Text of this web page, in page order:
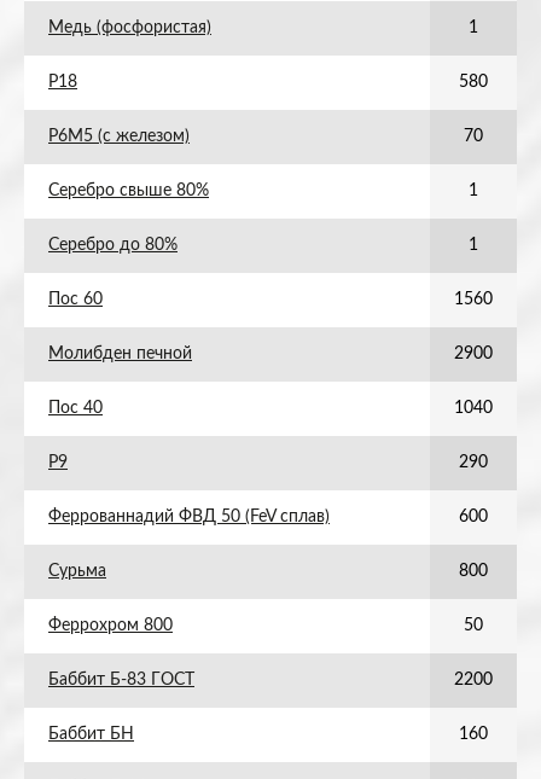
Медь (фосфористая) 1
Р18 580
Р6М5 (с железом) 70
Серебро свыше 80% 1
Серебро до 80% 1
Пос 60 1560
Молибден печной 2900
Пос 40 1040
Р9 290
Феррованнадий ФВД 50 (FeV сплав) 600
Сурьма 800
Феррохром 800 50
Баббит Б-83 ГОСТ 2200
Баббит БН 160